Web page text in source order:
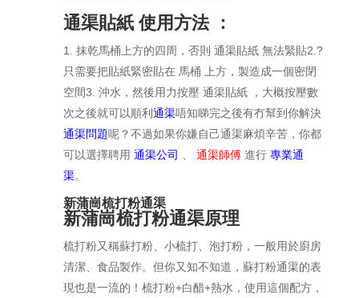
通渠貼紙 使用方法 ：
1. 抹乾馬桶上方的四周，否則 通渠貼紙 無法緊貼2.?
只需要把貼紙緊密貼在 馬桶 上方，製造成一個密閉
空間3. 沖水，然後用力按壓 通渠貼紙 ，大概按壓數
次之後就可以順利 通渠唔知睇完之後有冇幫到你解決
通渠問題呢？不過如果你嫌自己通渠麻煩辛苦，你都
可以選擇聘用 通渠公司 通渠師傅進行 專業通
渠。
新蒲崗梳打粉通渠
新蒲崗梳打粉通渠原理
梳打粉又稱蘇打粉、小梳打、泡打粉，一般用於廚房
清潔、食品製作。但你又知不知道，蘇打粉通渠的表
現也是一流的！梳打粉+白醋+熱水，使用這個配方，